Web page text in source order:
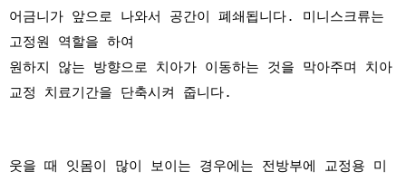
어금니가 앞으로 나와서 공간이 폐쇄됩니다. 미니스크류는
고정원 역할을 하여
원하지 않는 방향으로 치아가 이동하는 것을 막아주며 치아
교정 치료기간을 단축시켜 줍니다.
웃을 때 잇몸이 많이 보이는 경우에는 전방부에 교정용 미